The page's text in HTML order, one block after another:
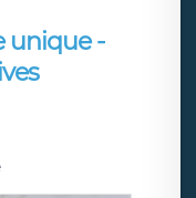
unique -